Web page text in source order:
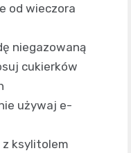
od wieczora
niegazowaną
cukierków
używaj e-
z ksylitolem